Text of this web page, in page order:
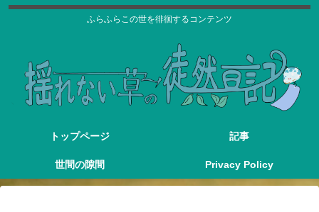
ふらふらこの世を徘徊するコンテンツ
トップページ 記事
世間の隙間 Privacy Policy